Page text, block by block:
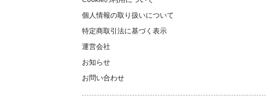
個人情報の取り扱いについて
特定商取引法に基づく表示
運営会社
お知らせ
お問い合わせ